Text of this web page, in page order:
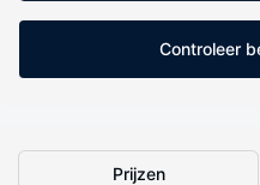
Controleer
Prijzen